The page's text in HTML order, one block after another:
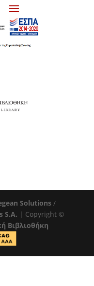
Solutions /
S.A. | Copyright ©
Βιβλιοθήκη